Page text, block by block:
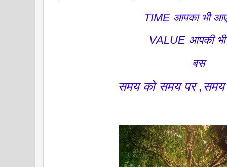
TIME आपका भी
VALUE आपकी
बस
समय को समय पर ,समय